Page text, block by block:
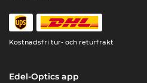
Kostnadsfri tur- och returfrakt
Edel-Optics app